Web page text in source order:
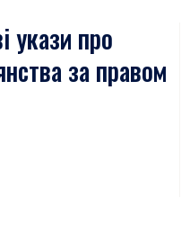
укази про
за правом